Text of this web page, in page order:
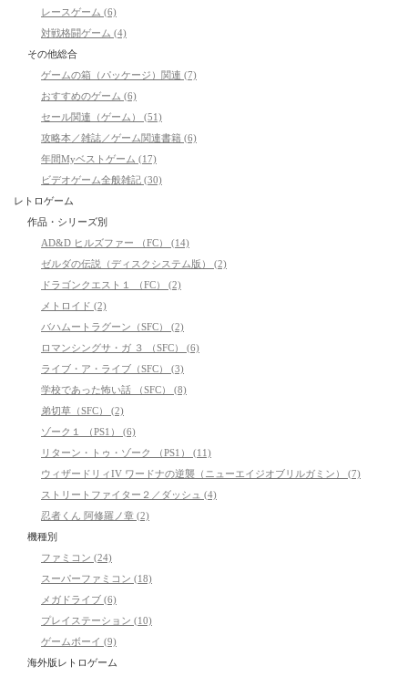
レースゲーム (6)
対戦格闘ゲーム (4)
その他総合
ゲームの箱（パッケージ）関連 (7)
おすすめのゲーム (6)
セール関連（ゲーム） (51)
攻略本／雑誌／ゲーム関連書籍 (6)
年間Myベストゲーム (17)
ビデオゲーム全般雑記 (30)
レトロゲーム
作品・シリーズ別
AD&D ヒルズファー （FC） (14)
ゼルダの伝説（ディスクシステム版） (2)
ドラゴンクエスト１ （FC） (2)
メトロイド (2)
バハムートラグーン（SFC） (2)
ロマンシングサ・ガ ３ （SFC） (6)
ライブ・ア・ライブ（SFC） (3)
学校であった怖い話 （SFC） (8)
弟切草（SFC） (2)
ゾーク１ （PS1） (6)
リターン・トゥ・ゾーク （PS1） (11)
ウィザードリィIV ワードナの逆襲（ニューエイジオブリルガミン） (7)
ストリートファイター２／ダッシュ (4)
忍者くん 阿修羅ノ章 (2)
機種別
ファミコン (24)
スーパーファミコン (18)
メガドライブ (6)
プレイステーション (10)
ゲームボーイ (9)
海外版レトロゲーム